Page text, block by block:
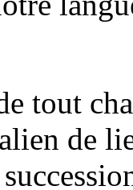
tout
de